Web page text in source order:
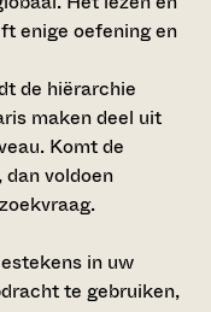
enige oefening en
de hiërarchie
maken deel uit
Komt de
voldoen
in uw
te gebruiken,